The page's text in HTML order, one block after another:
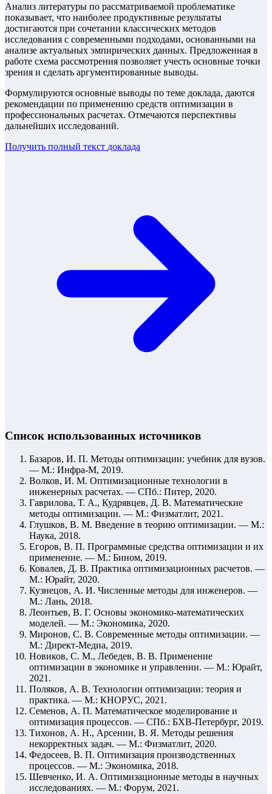
Анализ литературы по рассматриваемой проблематике
показывает, что наиболее продуктивные результаты
достигаются при сочетании классических методов
исследования с современными подходами, основанными на
анализе актуальных эмпирических данных. Предложенная в
работе схема рассмотрения позволяет учесть основные точки
зрения и сделать аргументированные выводы.
Формулируются основные выводы по теме доклада, даются
рекомендации по применению средств оптимизации в
профессиональных расчетах. Отмечаются перспективы
дальнейших исследований.
Получить полный текст доклада
Список использованных источников
Базаров, И. П. Методы оптимизации: учебник для вузов.
— М.: Инфра-М, 2019.
Волков, И. М. Оптимизационные технологии в
инженерных расчетах. — СПб.: Питер, 2020.
Гаврилова, Т. А., Кудрявцев, Д. В. Математические
методы оптимизации. — М.: Физматлит, 2021.
Глушков, В. М. Введение в теорию оптимизации. — М.:
Наука, 2018.
Егоров, В. П. Программные средства оптимизации и их
применение. — М.: Бином, 2019.
Ковалев, Д. В. Практика оптимизационных расчетов. —
М.: Юрайт, 2020.
Кузнецов, А. И. Численные методы для инженеров. —
М.: Лань, 2018.
Леонтьев, В. Г. Основы экономико-математических
моделей. — М.: Экономика, 2020.
Миронов, С. В. Современные методы оптимизации. —
М.: Директ-Медиа, 2019.
Новиков, С. М., Лебедев, В. В. Применение
оптимизации в экономике и управлении. — М.: Юрайт,
2021.
Поляков, А. В. Технологии оптимизации: теория и
практика. — М.: КНОРУС, 2021.
Семенов, А. П. Математическое моделирование и
оптимизация процессов. — СПб.: БХВ-Петербург, 2019.
Тихонов, А. Н., Арсенин, В. Я. Методы решения
некорректных задач. — М.: Физматлит, 2020.
Федосеев, В. П. Оптимизация производственных
процессов. — М.: Экономика, 2018.
Шевченко, И. А. Оптимизационные методы в научных
исследованиях. — М.: Форум, 2021.